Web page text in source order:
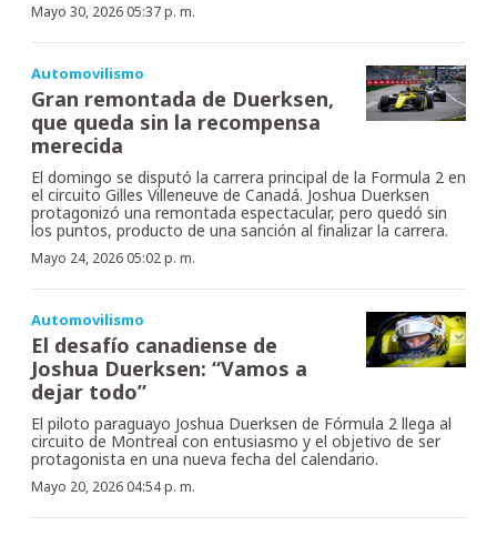
Mayo 30, 2026 05:37 p. m.
Automovilismo
Gran remontada de Duerksen,
que queda sin la recompensa
merecida
El domingo se disputó la carrera principal de la Formula 2 en
el circuito Gilles Villeneuve de Canadá. Joshua Duerksen
protagonizó una remontada espectacular, pero quedó sin
los puntos, producto de una sanción al finalizar la carrera.
Mayo 24, 2026 05:02 p. m.
Automovilismo
El desafío canadiense de
Joshua Duerksen: “Vamos a
dejar todo”
El piloto paraguayo Joshua Duerksen de Fórmula 2 llega al
circuito de Montreal con entusiasmo y el objetivo de ser
protagonista en una nueva fecha del calendario.
Mayo 20, 2026 04:54 p. m.